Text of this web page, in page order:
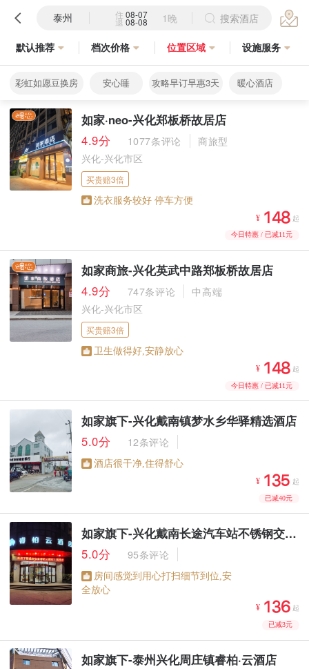
泰州 住 08-07
退 08-08 1晚 搜索酒店
默认推荐 档次价格 位置区域 设施服务
彩虹如愿豆换房 安心睡 攻略早订早惠3天 暖心酒店
如家·neo-兴化郑板桥故居店
4.9分
1077条评论
商旅型
兴化-兴化市区
买贵赔3倍
洗衣服务较好 停车方便
¥   起
今日特惠 / 已减11元
如家商旅-兴化英武中路郑板桥故居店
4.9分
747条评论
中高端
兴化-兴化市区
买贵赔3倍
卫生做得好,安静放心
¥   起
今日特惠 / 已减11元
如家旗下-兴化戴南镇梦水乡华驿精选酒店
5.0分
12条评论
酒店很干净,住得舒心
¥   起
已减40元
如家旗下-兴化戴南长途汽车站不锈钢交易城睿柏·云酒店
5.0分
95条评论
房间感觉到用心打扫细节到位,安
全放心
¥   起
已减3元
如家旗下-泰州兴化周庄镇睿柏·云酒店